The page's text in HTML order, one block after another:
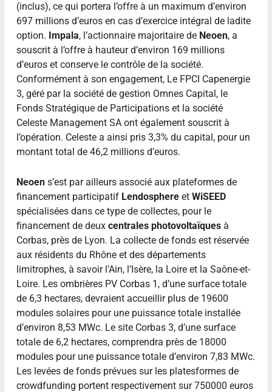
(inclus), ce qui portera l’offre à un maximum d’environ
697 millions d’euros en cas d’exercice intégral de ladite
option. Impala, l’actionnaire majoritaire de Neoen, a
souscrit à l’offre à hauteur d’environ 169 millions
d’euros et conserve le contrôle de la société.
Conformément à son engagement, Le FPCI Capenergie
3, géré par la société de gestion Omnes Capital, le
Fonds Stratégique de Participations et la société
Celeste Management SA ont également souscrit à
l’opération. Celeste a ainsi pris 3,3% du capital, pour un
montant total de 46,2 millions d’euros.
Neoens’est par ailleurs associé aux plateformes de
financement participatif Lendosphereet WiSEED
spécialisées dans ce type de collectes, pour le
financement de deux centrales photovoltaïquesà
Corbas, près de Lyon. La collecte de fonds est réservée
aux résidents du Rhône et des départements
limitrophes, à savoir l’Ain, l’Isère, la Loire et la Saône-et-
Loire. Les ombrières PV Corbas 1, d’une surface totale
de 6,3 hectares, devraient accueillir plus de 19600
modules solaires pour une puissance totale installée
d’environ 8,53 MWc. Le site Corbas 3, d’une surface
totale de 6,2 hectares, comprendra près de 18000
modules pour une puissance totale d’environ 7,83 MWc.
Les levées de fonds prévues sur les platesformes de
crowdfunding portent respectivement sur 750000 euros